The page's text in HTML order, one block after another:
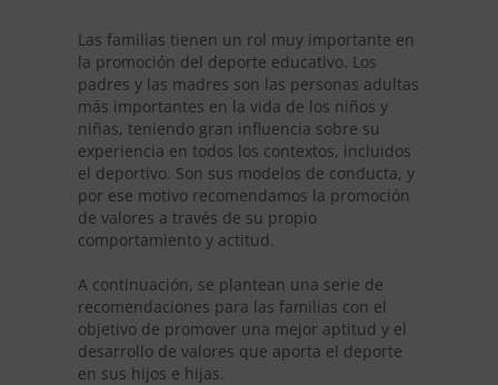
Las familias tienen un rol muy importante en
la promoción del deporte educativo. Los
padres y las madres son las personas adultas
más importantes en la vida de los niños y
niñas, teniendo gran influencia sobre su
experiencia en todos los contextos, incluidos
el deportivo. Son sus modelos de conducta, y
por ese motivo recomendamos la promoción
de valores a través de su propio
comportamiento y actitud.
A continuación, se plantean una serie de
recomendaciones para las familias con el
objetivo de promover una mejor aptitud y el
desarrollo de valores que aporta el deporte
en sus hijos e hijas.